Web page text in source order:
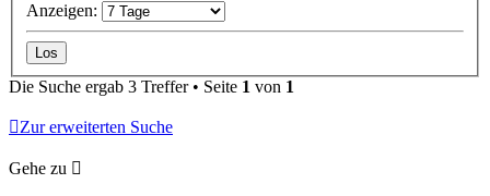
Anzeigen:
Die Suche ergab 3 Treffer • Seite 1 von 1
Zur erweiterten Suche
Gehe zu